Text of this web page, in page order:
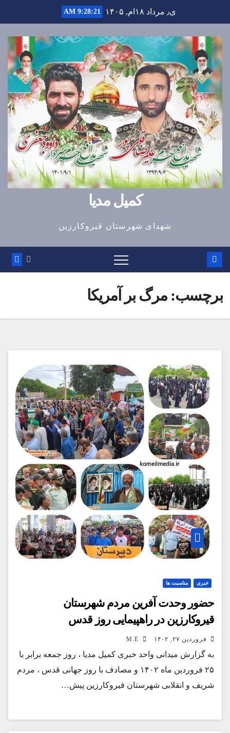
to
content
ی٫ مرداد ۱۸ام, ۱۴۰۵ 9:28:22 AM
کمیل مدیا
شهدای شهرستان قیروکارزین
برچسب:مرگ بر آمریکا
خبری مناسبت ها
حضور وحدت آفرین مردم شهرستان
قیروکارزین در راهپیمایی روز قدس
فروردین ۲۷, ۱۴۰۲
به گزارش میدانی واحد خبری کمیل مدیا ، روز جمعه برابر با
۲۵ فروردین ماه ۱۴۰۲ و مصادف با روز جهانی قدس ، مردم
شریف و انقلابی شهرستان قیروکارزین پیش…